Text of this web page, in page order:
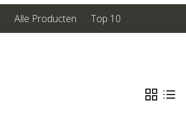
Alle Producten Top 10